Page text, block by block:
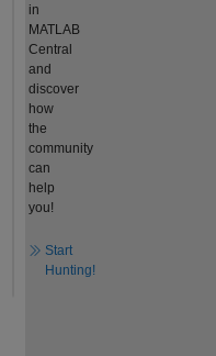
in
MATLAB
Central
and
discover
how
the
community
can
help
you!
Start
Hunting!